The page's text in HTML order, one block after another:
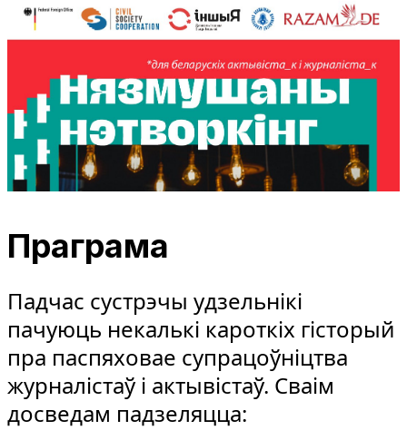
Праграма
Падчас сустрэчы удзельнікі
пачуюць некалькі кароткіх гісторый
пра паспяховае супрацоўніцтва
журналістаў і актывістаў. Сваім
досведам падзеляцца: